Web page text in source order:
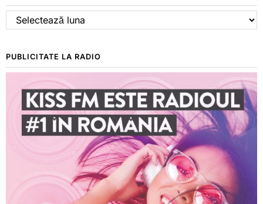
Arhive
PUBLICITATE LA RADIO